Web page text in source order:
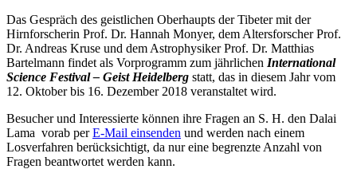
Das Gespräch des geistlichen Oberhaupts der Tibeter mit der
Hirnforscherin Prof. Dr. Hannah Monyer, dem Altersforscher Prof.
Dr. Andreas Kruse und dem Astrophysiker Prof. Dr. Matthias
Bartelmann findet als Vorprogramm zum jährlichen International
Science Festival – Geist Heidelberg statt, das in diesem Jahr vom
12. Oktober bis 16. Dezember 2018 veranstaltet wird.
Besucher und Interessierte können ihre Fragen an S. H. den Dalai
Lama vorab perE-Mail einsenden und werden nach einem
Losverfahren berücksichtigt, da nur eine begrenzte Anzahl von
Fragen beantwortet werden kann.